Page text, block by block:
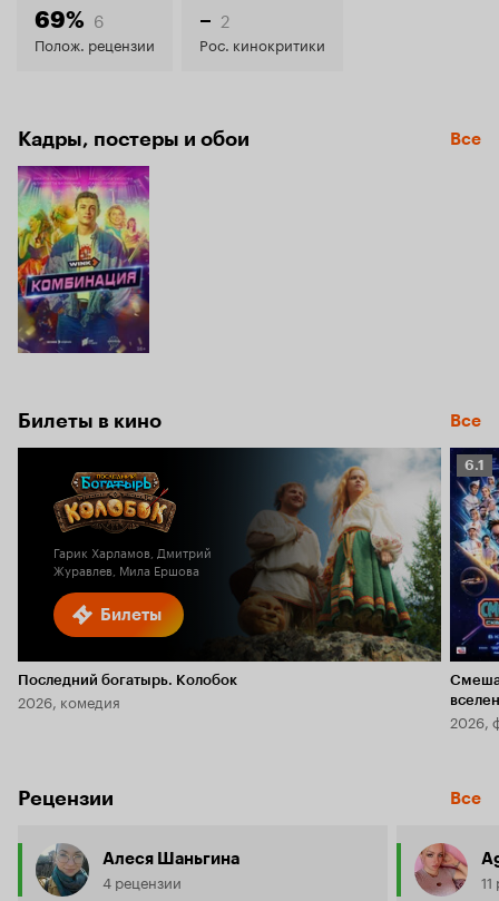
7.6
69% 6
Полож. рецензии
– 2
Рос. кинокритики
Кадры, постеры и обои Все
Билеты в кино Все
Билеты
Гарик Харламов, Дмитрий
Журавлев, Мила Ершова
Последний богатырь. Колобок
2026, комедия
6.1
6.1
2026,
Рецензии Все
Алеся Шаньгина
4 рецензии